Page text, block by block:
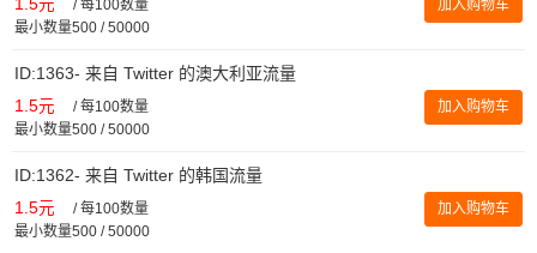
1.5元 / 每100数量
最小数量500 / 50000
加入购物车
ID:1363- 来自 Twitter 的澳大利亚流量
1.5元 /每100数量
最小数量500 / 50000
加入购物车
ID:1362- 来自 Twitter 的韩国流量
1.5元 /每100数量
最小数量500 / 50000
加入购物车